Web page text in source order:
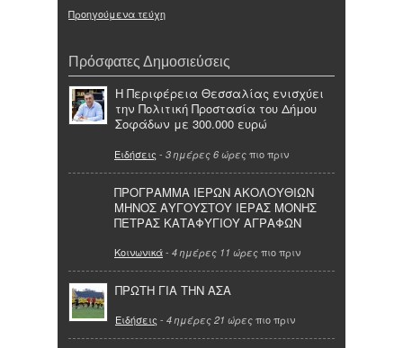
Προηγούμενα τεύχη
Πρόσφατες Δημοσιεύσεις
Η Περιφέρεια Θεσσαλίας ενισχύει
την Πολιτική Προστασία του Δήμου
Σοφάδων με 300.000 ευρώ
Ειδήσεις - 3 ημέρες 6 ώρες πιο πριν
ΠΡΟΓΡΑΜΜΑ ΙΕΡΩΝ ΑΚΟΛΟΥΘΙΩΝ
ΜΗΝΟΣ ΑΥΓΟΥΣΤΟΥ ΙΕΡΑΣ ΜΟΝΗΣ
ΠΕΤΡΑΣ ΚΑΤΑΦΥΓΙΟΥ ΑΓΡΑΦΩΝ
Κοινωνικά- 4 ημέρες 11 ώρες πιο πριν
ΠΡΩΤΗ ΓΙΑ ΤΗΝ ΑΣΑ
Ειδήσεις - 4 ημέρες 21 ώρες πιο πριν